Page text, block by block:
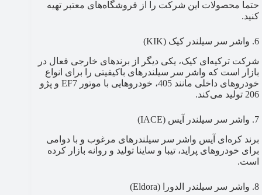
حتما محصولات این شرکت را از فروشگاه‌های معتبر تهیه
کنید.
6. واشر سر سیلندر کیک (KIK)
شرکت ترکیه‌ای کیک، یکی دیگر از برندهای خارجی فعال در
بازار است که واشر سر سیلندرهای باکیفیتی را برای انواع
خودروهای داخلی مانند 405، خودروهایی با موتور EF7 و پژو
206 تولید می‌کند.
7. واشر سر سیلندر آیس (IACE)
برند کره‌ای آیس واشر سر سیلندرهای مرغوب و با دوامی
برای خودروهای پراید، تیبا و ساینا تولید و روانه بازار کرده
است.
8. واشر سر سیلندر الدورا (Eldora)